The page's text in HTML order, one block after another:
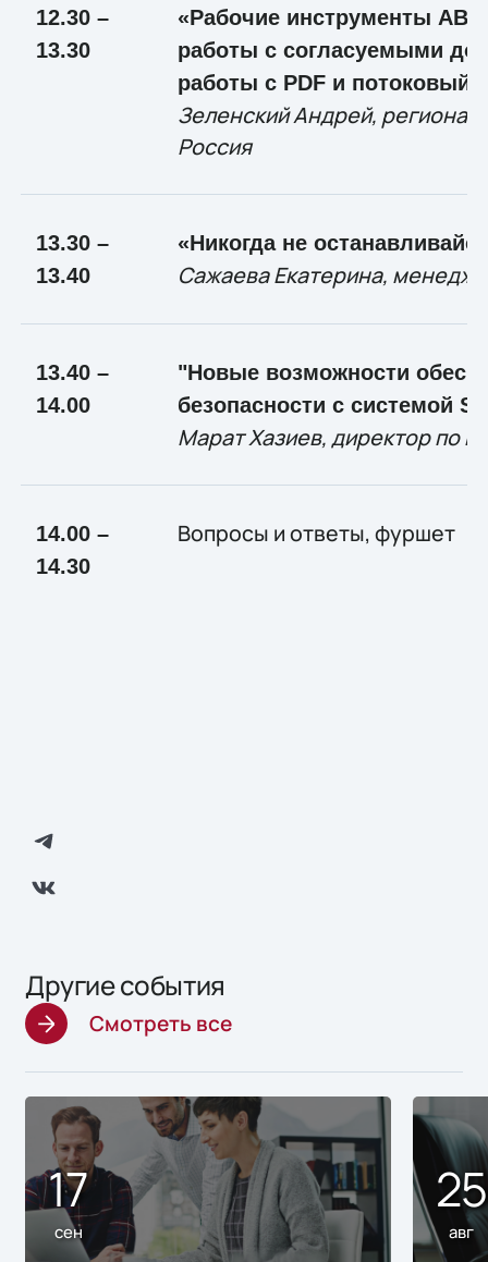
12.30 –
13.30
«Рабочие инструменты
работы с согласуемыми
работы с PDF и потоковый
Зеленский Андрей,
Россия
13.30 –
13.40
«Никогда не
Сажаева Екатерина,
13.40 –
14.00
"Новые возможности
безопасности с системой
Марат Хазиев, директор по
14.00 –
14.30
Вопросы и ответы, фуршет
Другие события
Смотреть все
17
сен
25
авг